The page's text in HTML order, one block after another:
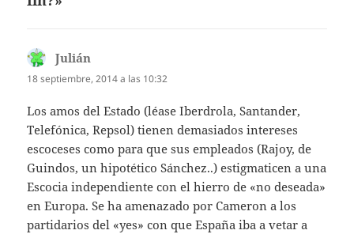
Julián
18 septiembre, 2014 a las 10:32
Los amos del Estado (léase Iberdrola, Santander,
Telefónica, Repsol) tienen demasiados intereses
escoceses como para que sus empleados (Rajoy, de
Guindos, un hipotético Sánchez..) estigmaticen a una
Escocia independiente con el hierro de «no deseada»
en Europa. Se ha amenazado por Cameron a los
partidarios del «yes» con que España iba a vetar a